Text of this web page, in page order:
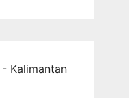
Kalimantan